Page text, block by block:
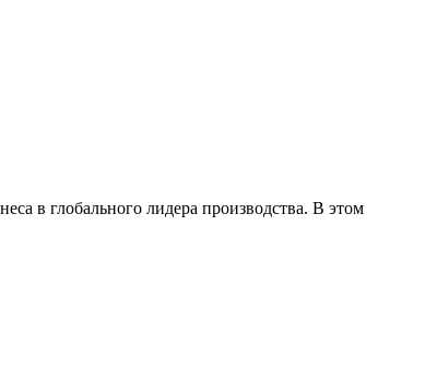
в глобального лидера производства. В этом